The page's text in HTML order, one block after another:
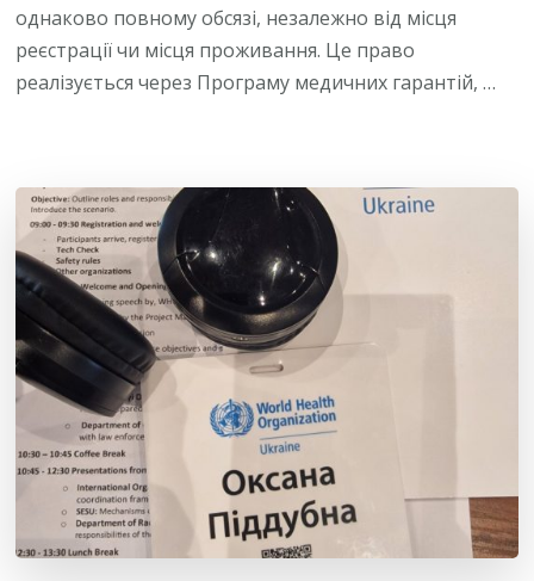
однаково повному обсязі, незалежно від місця
реєстрації чи місця проживання. Це право
реалізується через Програму медичних гарантій, …